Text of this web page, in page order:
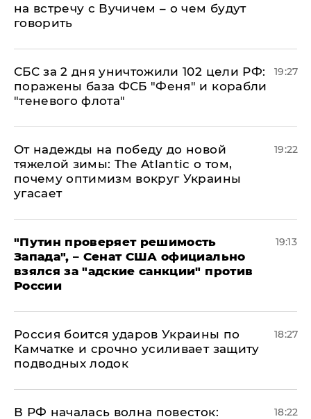
на встречу с Вучичем – о чем будут
говорить
СБС за 2 дня уничтожили 102 цели РФ:
поражены база ФСБ "Феня" и корабли
"теневого флота"
19:27
От надежды на победу до новой
тяжелой зимы: The Atlantic о том,
почему оптимизм вокруг Украины
угасает
19:22
"Путин проверяет решимость
Запада", – Сенат США официально
взялся за "адские санкции" против
России
19:13
Россия боится ударов Украины по
Камчатке и срочно усиливает защиту
подводных лодок
18:27
​В РФ началась волна повесток:
18:22